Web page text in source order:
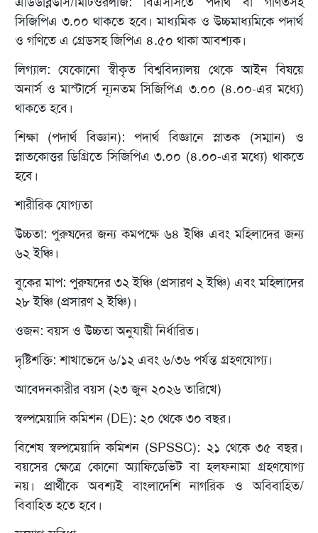
সিজিপিএ ৩.০০ থাকতে হবে। মাধ্যমিক ও উচ্চমাধ্যমিকে পদার্থ
ও গণিতে এ গ্রেডসহ জিপিএ ৪.৫০ থাকা আবশ্যক।
লিগ্যাল: যেকোনো স্বীকৃত বিশ্ববিদ্যালয় থেকে আইন বিষয়ে
অনার্স ও মাস্টার্সে ন্যূনতম সিজিপিএ ৩.০০ (৪.০০-এর মধ্যে)
থাকতে হবে।
শিক্ষা (পদার্থ বিজ্ঞান): পদার্থ বিজ্ঞানে স্নাতক (সম্মান) ও
স্নাতকোত্তর ডিগ্রিতে সিজিপিএ ৩.০০ (৪.০০-এর মধ্যে) থাকতে
হবে।
শারীরিক যোগ্যতা
উচ্চতা: পুরুষদের জন্য কমপক্ষে ৬৪ ইঞ্চি এবং মহিলাদের জন্য
৬২ ইঞ্চি।
বুকের মাপ: পুরুষদের ৩২ ইঞ্চি (প্রসারণ ২ ইঞ্চি) এবং মহিলাদের
২৮ ইঞ্চি (প্রসারণ ২ ইঞ্চি)।
ওজন: বয়স ও উচ্চতা অনুযায়ী নির্ধারিত।
দৃষ্টিশক্তি: শাখাভেদে ৬/১২ এবং ৬/৩৬ পর্যন্ত গ্রহণযোগ্য।
আবেদনকারীর বয়স (২৩ জুন ২০২৬ তারিখে)
স্বল্পমেয়াদি কমিশন (DE): ২০ থেকে ৩০ বছর।
বিশেষ স্বল্পমেয়াদি কমিশন (SPSSC): ২১ থেকে ৩৫ বছর।
বয়সের ক্ষেত্রে কোনো অ্যাফিডেভিট বা হলফনামা গ্রহণযোগ্য
নয়। প্রার্থীকে অবশ্যই বাংলাদেশি নাগরিক ও অবিবাহিত/
বিবাহিত হতে হবে।